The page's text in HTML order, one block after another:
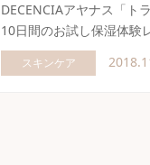
DECENCIAアヤナス「ト
10日間のお試し保湿体験
スキンケア